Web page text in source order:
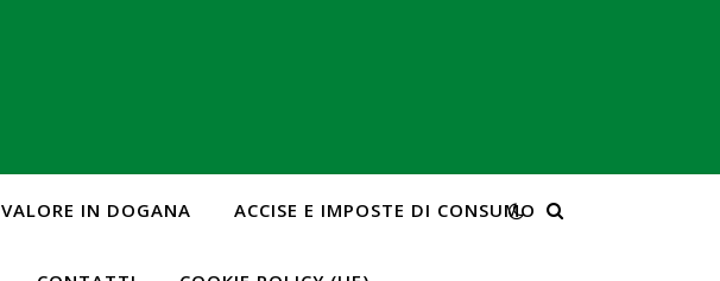
VALORE IN DOGANA ACCISE E IMPOSTE DI CONSUMO